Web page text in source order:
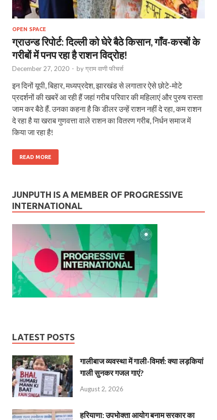
OPEN SPACE
ग्राउन्ड रिपोर्ट: दिल्ली को घेरे बैठे किसान, गाँव-कस्बों के
गरीबों में पनप रहा है राशन विद्रोह!
December 27, 2020 - byग्राम वाणी फीचर्स
इन दिनों यूपी, बिहार, मध्‍यप्रदेश, झारखंड से लगातार ऐसे छोटे-मोटे
प्रदर्शनों की खबरें आ रही हैं जहां गरीब परिवार की महिलाएं और पुरुष रास्ता
जाम कर बैठे हैं. उनका कहना है कि डीलर उन्हें राशन नहीं दे रहा, कम राशन
दे रहा है या खराब गुणवत्ता वाले राशन का वितरण गरीब, निर्धन समाज में
किया जा रहा है!
READ MORE
JUNPUTH IS A MEMBER OF PROGRESSIVE
INTERNATIONAL
LATEST POSTS
गालीबाज व्‍यवस्‍था में गाली-विमर्श: क्या लड़कियां
गाली सुनकर गजल गाएं?
August 2, 2026
हरियाणा: उपभोक्ता आयोग बनाम सरकार का